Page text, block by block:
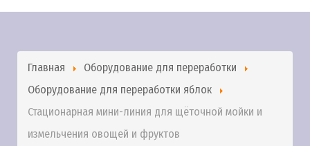
Главная
Оборудование для переработки
Оборудование для переработки яблок
Стационарная мини-линия для щёточной мойки и
измельчения овощей и фруктов